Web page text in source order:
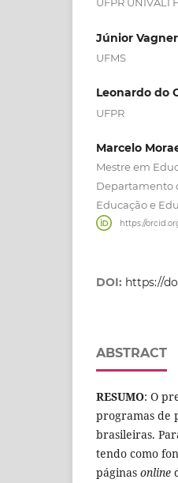
UFPR UNIVALI
Júnior
UFMS
Leonardo do
UFPR
Marcelo
Mestre em
Departamento
Educação e
https://
DOI: https://
ABSTRACT
RESUMO: O
programas de
brasileiras.
tendo como
páginas online